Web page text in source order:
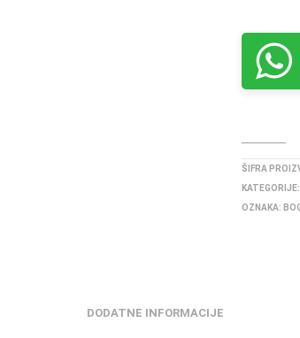
ŠIFRA
KATEGORIJE:
OZNAKA:
DODATNE INFORMACIJE